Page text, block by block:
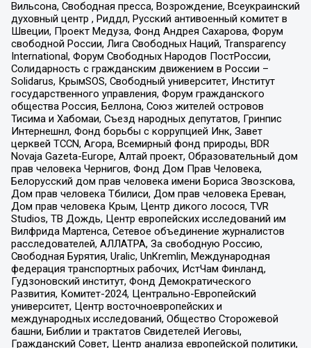
Вильсона, Свободная пресса, Возрождение, Всеукраинский
духовный центр , Риддл, Русский антивоенный комитет в
Швеции, Проект Медуза, Фонд Андрея Сахарова, Форум
свободной России, Лига Свободных Наций, Transparеncy
International, Форум Свободных Народов ПостРоссии,
Солидарность с гражданским движением в России –
Solidarus, КрымSOS, Свободный университет, Институт
государственного управления, Форум гражданского
общества Россия, Беллона, Союз жителей островов
Тисима и Хабомаи, Съезд народных депутатов, Гринпис
Интернешнл, Фонд борьбы с коррупцией Инк, Завет
церквей TCCN, Агора, Всемирный фонд природы, BDR
Novaja Gazeta-Europe, Алтай проект, Образовательный дом
прав человека Чернигов, Фонд Дом Прав Человека,
Белорусский дом прав человека имени Бориса Звозскова,
Дом прав человека Тбилиси, Дом прав человека Ереван,
Дом прав человека Крым, Центр дикого лосося, TVR
Studios, ТВ Дождь, Центр европейских исследований им
Вилфрида Мартенса, Сетевое объединение журналистов
расследователей, АЛЛАТРА, За свободную Россию,
Свободная Бурятия, Uralic, UnKremlin, Международная
федерация транспортных рабочих, ИстЧам Финланд,
Гудзоновский институт, Фонд Демократического
Развития, Комитет-2024, Центрально-Европейский
университет, Центр восточноевропейских и
международных исследований, Общество Сторожевой
башни, Библии и трактатов Свидетелей Иеговы,
Гражданский Совет, Центр анализа европейской политики,